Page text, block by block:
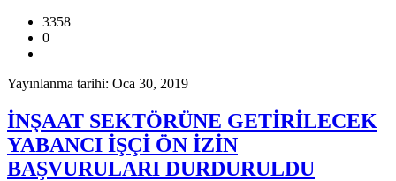
3358
0
Yayınlanma tarihi: Oca 30, 2019
İNŞAAT SEKTÖRÜNE GETİRİLECEK
YABANCI İŞÇİ ÖN İZİN
BAŞVURULARI DURDURULDU